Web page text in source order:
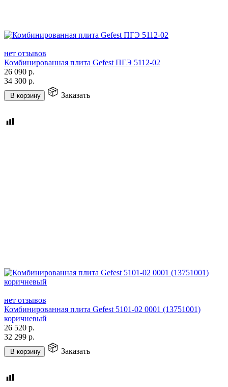
нет отзывов
Комбинированная плита Gefest ПГЭ 5112-02
26 090 р.
34 300 р.
В корзину Заказать
нет отзывов
Комбинированная плита Gefest 5101-02 0001 (13751001)
коричневый
26 520 р.
32 299 р.
В корзину Заказать